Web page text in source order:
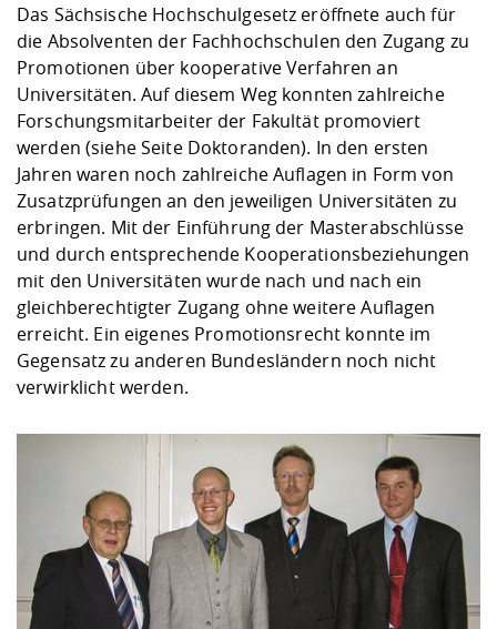
Das Sächsische Hochschulgesetz eröffnete auch für
die Absolventen der Fachhochschulen den Zugang zu
Promotionen über kooperative Verfahren an
Universitäten. Auf diesem Weg konnten zahlreiche
Forschungsmitarbeiter der Fakultät promoviert
werden (siehe Seite Doktoranden). In den ersten
Jahren waren noch zahlreiche Auflagen in Form von
Zusatzprüfungen an den jeweiligen Universitäten zu
erbringen. Mit der Einführung der Masterabschlüsse
und durch entsprechende Kooperationsbeziehungen
mit den Universitäten wurde nach und nach ein
gleichberechtigter Zugang ohne weitere Auflagen
erreicht. Ein eigenes Promotionsrecht konnte im
Gegensatz zu anderen Bundesländern noch nicht
verwirklicht werden.